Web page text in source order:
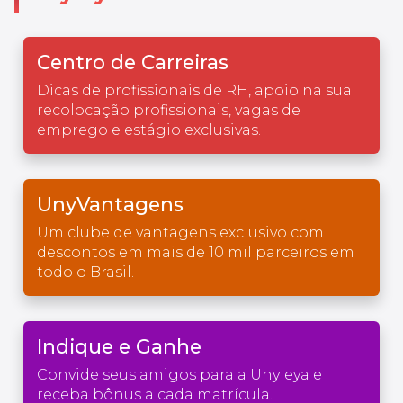
Centro de Carreiras
Dicas de profissionais de RH, apoio na sua
recolocação profissionais, vagas de
emprego e estágio exclusivas.
UnyVantagens
Um clube de vantagens exclusivo com
descontos em mais de 10 mil parceiros em
todo o Brasil.
Indique e Ganhe
Convide seus amigos para a Unyleya e
receba bônus a cada matrícula.